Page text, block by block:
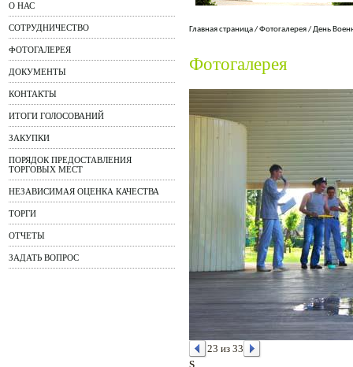
О НАС
СОТРУДНИЧЕСТВО
ФОТОГАЛЕРЕЯ
ДОКУМЕНТЫ
КОНТАКТЫ
ИТОГИ ГОЛОСОВАНИЙ
ЗАКУПКИ
ПОРЯДОК ПРЕДОСТАВЛЕНИЯ
ТОРГОВЫХ МЕСТ
НЕЗАВИСИМАЯ ОЦЕНКА КАЧЕСТВА
ТОРГИ
ОТЧЕТЫ
ЗАДАТЬ ВОПРОС
Главная страница/Фотогалерея/День
Фотогалерея
23 из 33
S